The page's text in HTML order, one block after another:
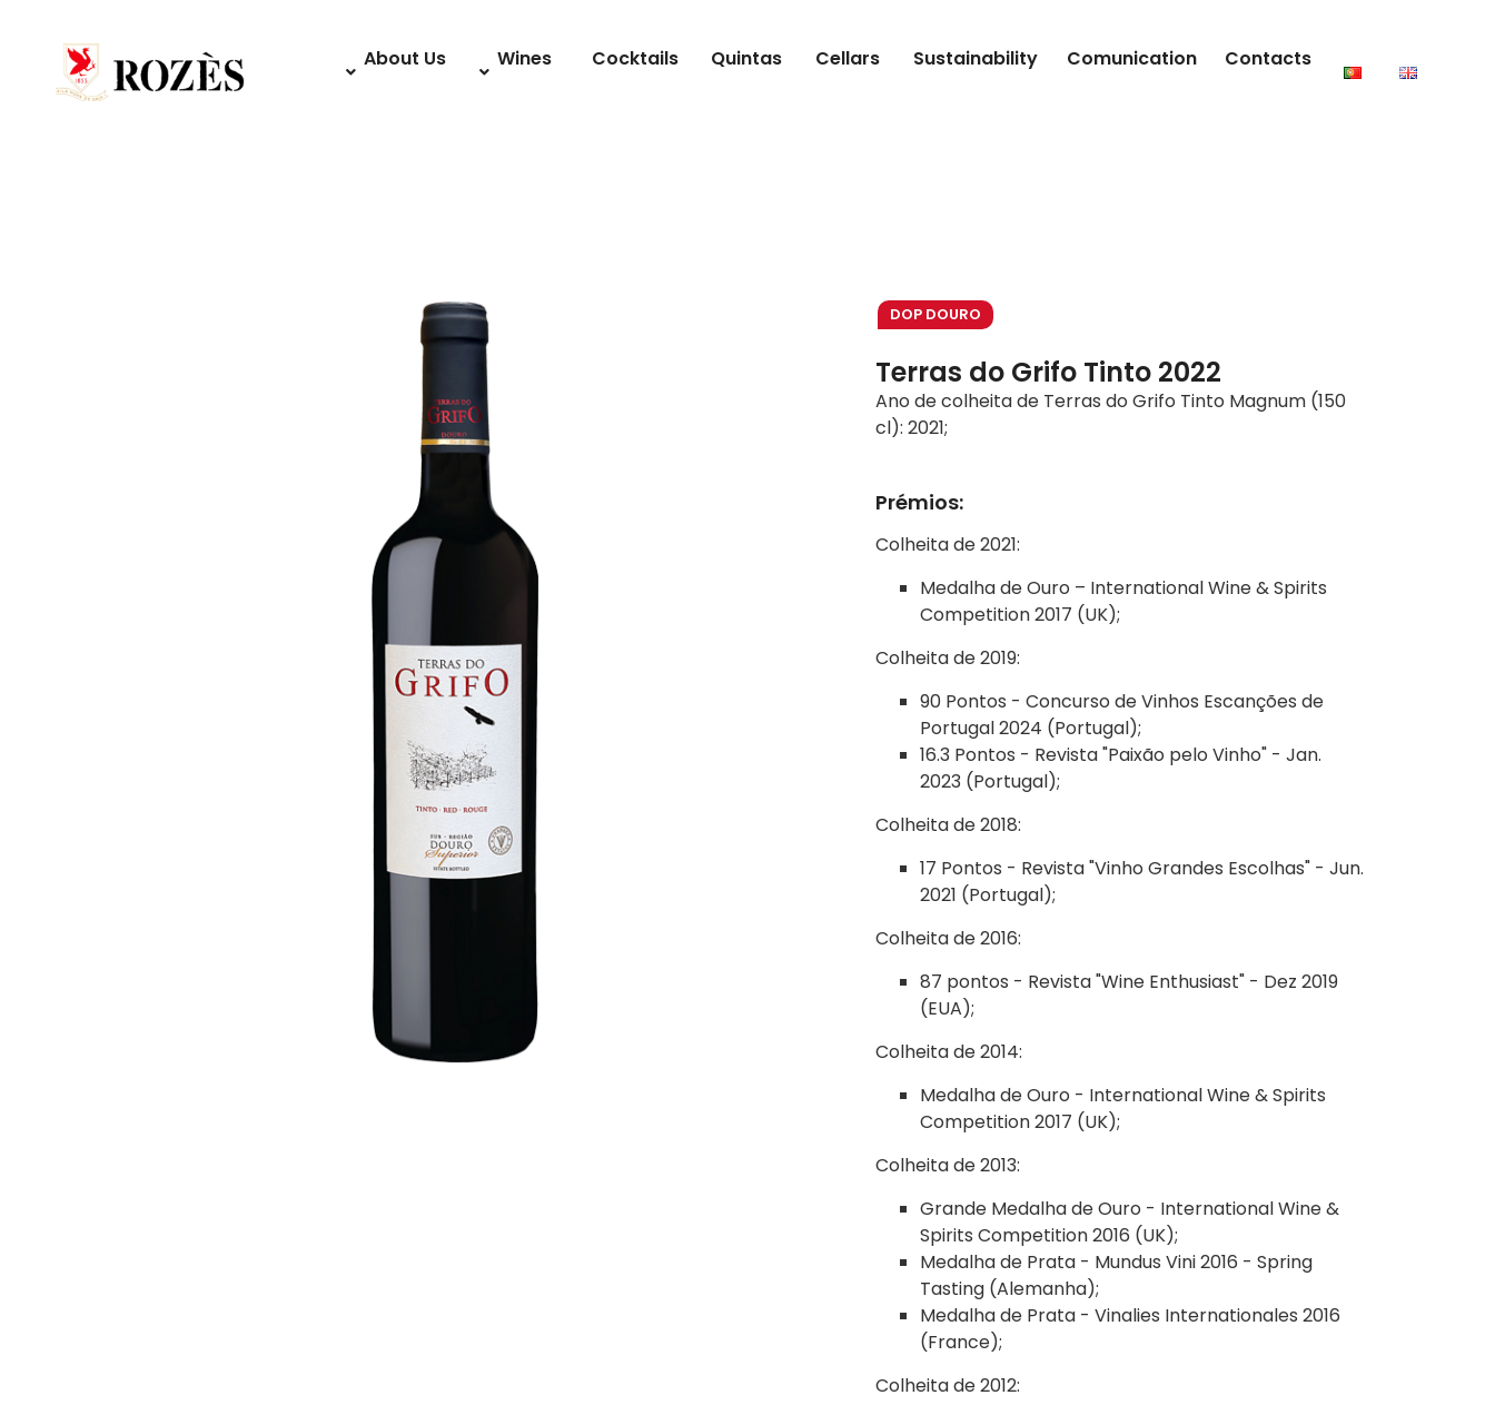
About Us Wines Cocktails Quintas Cellars Sustainability Comunication Contacts
DOP DOURO
Terras do Grifo Tinto 2022
Ano de colheita de Terras do Grifo Tinto Magnum (150
cl): 2021;
Prémios:
Colheita de 2021:
Medalha de Ouro – International Wine & Spirits
Competition 2017 (UK);
Colheita de 2019:
90 Pontos - Concurso de Vinhos Escanções de
Portugal 2024 (Portugal);
16.3 Pontos - Revista "Paixão pelo Vinho" - Jan.
2023 (Portugal);
Colheita de 2018:
17 Pontos - Revista "Vinho Grandes Escolhas" - Jun.
2021 (Portugal);
Colheita de 2016:
87 pontos - Revista "Wine Enthusiast" - Dez 2019
(EUA);
Colheita de 2014:
Medalha de Ouro - International Wine & Spirits
Competition 2017 (UK);
Colheita de 2013:
Grande Medalha de Ouro - International Wine &
Spirits Competition 2016 (UK);
Medalha de Prata - Mundus Vini 2016 - Spring
Tasting (Alemanha);
Medalha de Prata - Vinalies Internationales 2016
(France);
Colheita de 2012: